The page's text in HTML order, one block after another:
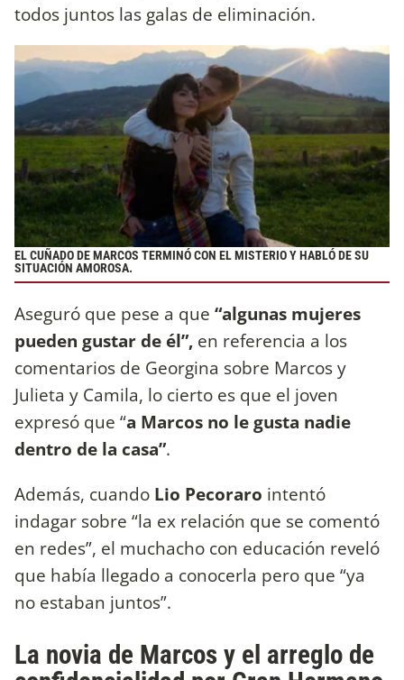
todos juntos las galas de eliminación.
EL CUÑADO DE MARCOS TERMINÓ CON EL MISTERIO Y HABLÓ DE SU
SITUACIÓN AMOROSA.
Aseguró que pese a que “algunas mujeres
pueden gustar de él”, en referencia a los
comentarios de Georgina sobre Marcos y
Julieta y Camila, lo cierto es que el joven
expresó que “a Marcos no le gusta nadie
dentro de la casa”.
Además, cuando Lio Pecoraro intentó
indagar sobre “la ex relación que se comentó
en redes”, el muchacho con educación reveló
que había llegado a conocerla pero que “ya
no estaban juntos”.
La novia de Marcos y el arreglo de